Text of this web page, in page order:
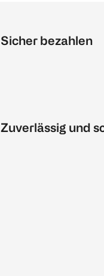
Sicher bezahlen
Zuverlässig und